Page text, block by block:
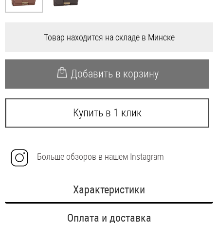
Товар находится на складе в Минске
Добавить в корзину
Купить в 1 клик
Больше обзоров в нашем Instagram
Характеристики
Оплата и доставка